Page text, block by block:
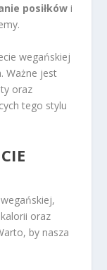
posiłków i
wegańskiej
Ważne jest
oraz
tego stylu
oraz
by nasza